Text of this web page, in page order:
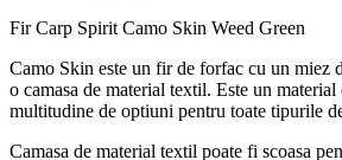
Fir Carp Spirit Camo Skin Weed Green
Camo Skin este un fir de forfac cu un miez
o camasa de material textil. Este un
multitudine de optiuni pentru toate tipurile
Camasa de material textil poate fi scoasa